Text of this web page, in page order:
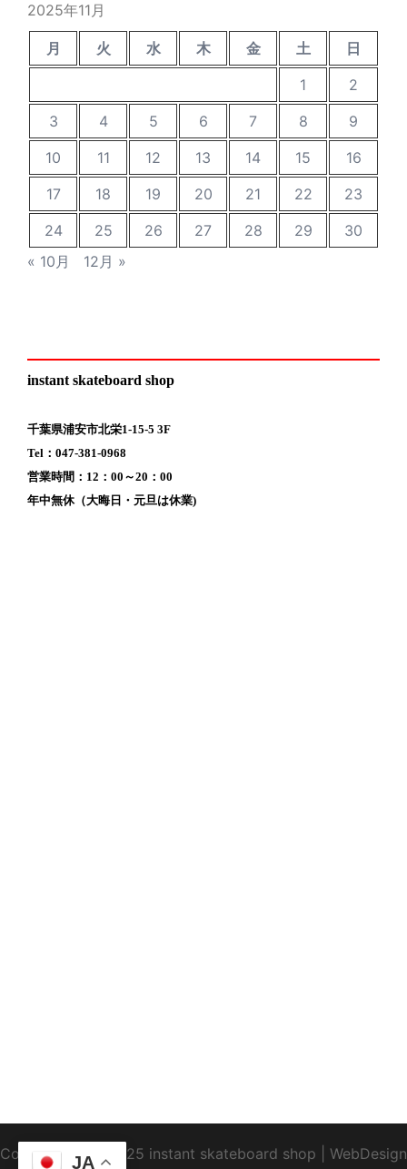
2025年11月
月 火 水 木 金 土
日
1
2
3
4 5 6 7 8
9
10
11 12 13 14 15
16
17
18 19 20 21 22
23
24
25 26 27 28 29
30
« 10月
12月 »
instant skateboard shop
千葉県浦安市北栄1-15-5 3F
Tel：047-381-0968
営業時間：12：00～20：00
年中無休（大晦日・元旦は休業)
Copyright1995-2025 instant skateboard shop
WebDesign
JA